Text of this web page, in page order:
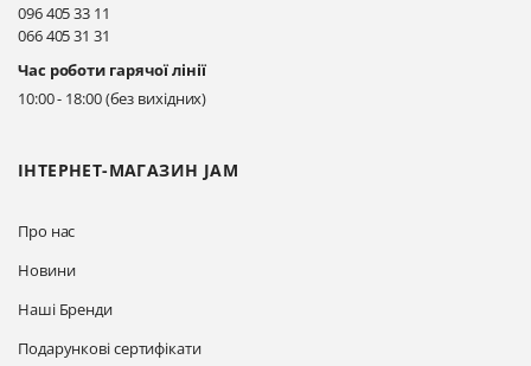
Київ, вул. Драгоманова 31-д
Прокласти маршрут
ІНТЕРНЕТ-МАГАЗИН JAM
Про нас
Новини
Наші Бренди
Подарункові сертифікати
096 405 33 11
066 405 31 31
Час роботи гарячої лінії
10:00 - 18:00 (без вихідних)